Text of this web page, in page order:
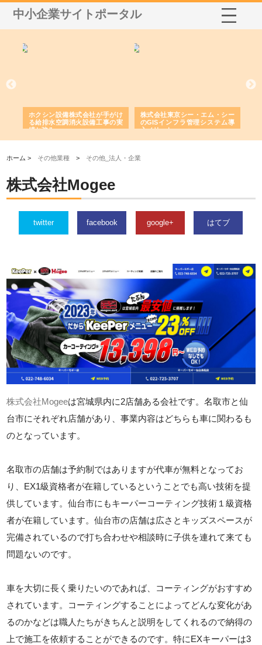
中小企業サイトポータル
ホクシン設備株式会社が手がけ
る給排水空調消火設備工事の実
績と強み
株式会社東京シー・エム・シー
のGISインフラ管理システム導
入メリット
ホーム > その他業種 > その他_法人・企業
株式会社Mogee
twitter facebook google+ はてブ
株式会社Mogeeは宮城県内に2店舗ある会社です。名取市と仙
台市にそれぞれ店舗があり、事業内容はどちらも車に関わるも
のとなっています。
名取市の店舗は予約制ではありますが代車が無料となってお
り、EX1級資格者が在籍しているということでも高い技術を提
供しています。仙台市にもキーパーコーティング技術１級資格
者が在籍しています。仙台市の店舗は広さとキッズスペースが
完備されているので打ち合わせや相談時に子供を連れて来ても
問題ないのです。
車を大切に長く乗りたいのであれば、コーティングがおすすめ
されています。コーティングすることによってどんな変化があ
るのかなどは職人たちがきちんと説明をしてくれるので納得の
上で施工を依頼することができるのです。特にEXキーパーは3